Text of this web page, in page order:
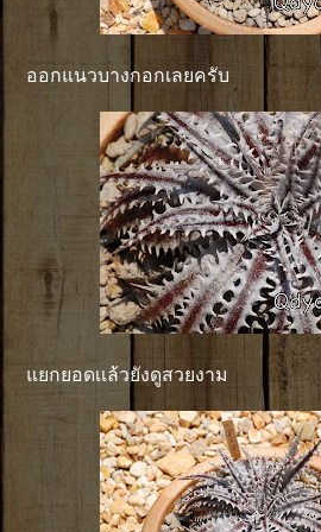
ออกแนวบางกอกเลยครับ
แยกยอดเเล้วยังดูสวยงาม